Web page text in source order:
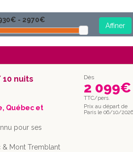
nuits
Québec et
pour ses
& Mont Tremblant
Dès
2 099€
TTC/pers.
Prix au départ de
Paris le 06/10/2026